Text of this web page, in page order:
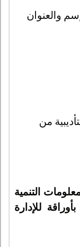
والعنوان
من
التنمية
للإدارة